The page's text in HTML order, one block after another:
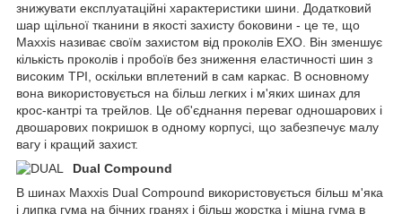
знижувати експлуатаційні характеристики шини. Додатковий
шар щільної тканини в якості захисту боковини - це те, що
Maxxis називає своїм захистом від проколів EXO. Він зменшує
кількість проколів і пробоїв без зниження еластичності шин з
високим TPI, оскільки вплетений в сам каркас. В основному
вона використовується на більш легких і м'яких шинах для
крос-кантрі та трейлов. Це об'єднання переваг одношарових і
двошарових покришок в одному корпусі, що забезпечує малу
вагу і кращий захист.
Dual Compound
В шинах Maxxis Dual Compound використовується більш м'яка
і липка гума на бічних гранях і більш жорстка і міцна гума в